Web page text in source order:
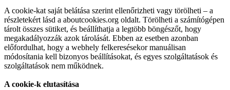
A cookie-kat saját belátása szerint ellenőrizheti vagy törölheti – a
részletekért lásd a aboutcookies.org oldalt. Törölheti a számítógépen
tárolt összes sütiket, és beállíthatja a legtöbb böngészőt, hogy
megakadályozzák azok tárolását. Ebben az esetben azonban
előfordulhat, hogy a webhely felkeresésekor manuálisan
módosítania kell bizonyos beállításokat, és egyes szolgáltatások és
szolgáltatások nem működnek.
A cookie-k elutasítása